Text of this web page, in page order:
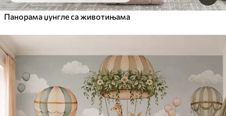
Панорама џунгле са животињама